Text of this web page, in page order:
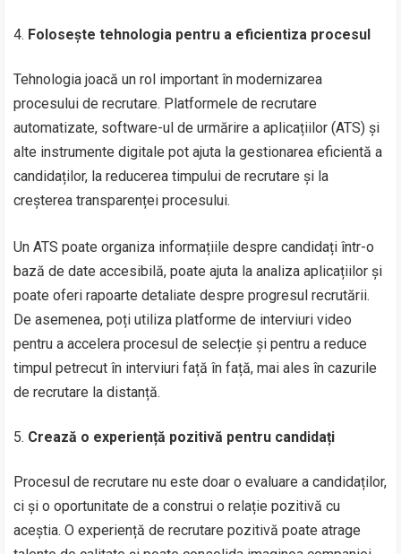
Folosește tehnologia pentru a eficientiza procesul
Tehnologia joacă un rol important în modernizarea
procesului de recrutare. Platformele de recrutare
automatizate, software-ul de urmărire a aplicațiilor (ATS) și
alte instrumente digitale pot ajuta la gestionarea eficientă a
candidaților, la reducerea timpului de recrutare și la
creșterea transparenței procesului.
Un ATS poate organiza informațiile despre candidați într-o
bază de date accesibilă, poate ajuta la analiza aplicațiilor și
poate oferi rapoarte detaliate despre progresul recrutării.
De asemenea, poți utiliza platforme de interviuri video
pentru a accelera procesul de selecție și pentru a reduce
timpul petrecut în interviuri față în față, mai ales în cazurile
de recrutare la distanță.
Crează o experiență pozitivă pentru candidați
Procesul de recrutare nu este doar o evaluare a candidaților,
ci și o oportunitate de a construi o relație pozitivă cu
aceștia. O experiență de recrutare pozitivă poate atrage